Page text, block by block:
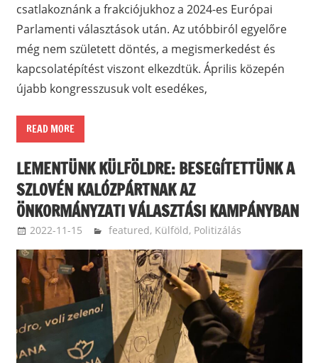
csatlakoznánk a frakciójukhoz a 2024-es Európai
Parlamenti választások után. Az utóbbiról egyelőre
még nem született döntés, a megismerkedést és
kapcsolatépítést viszont elkezdtük. Április közepén
újabb kongresszusuk volt esedékes,
READ MORE
LEMENTÜNK KÜLFÖLDRE: BESEGÍTETTÜNK A
SZLOVÉN KALÓZPÁRTNAK AZ
ÖNKORMÁNYZATI VÁLASZTÁSI KAMPÁNYBAN
2022-11-15 zakotatamas
featured, Külföld, Politizálás